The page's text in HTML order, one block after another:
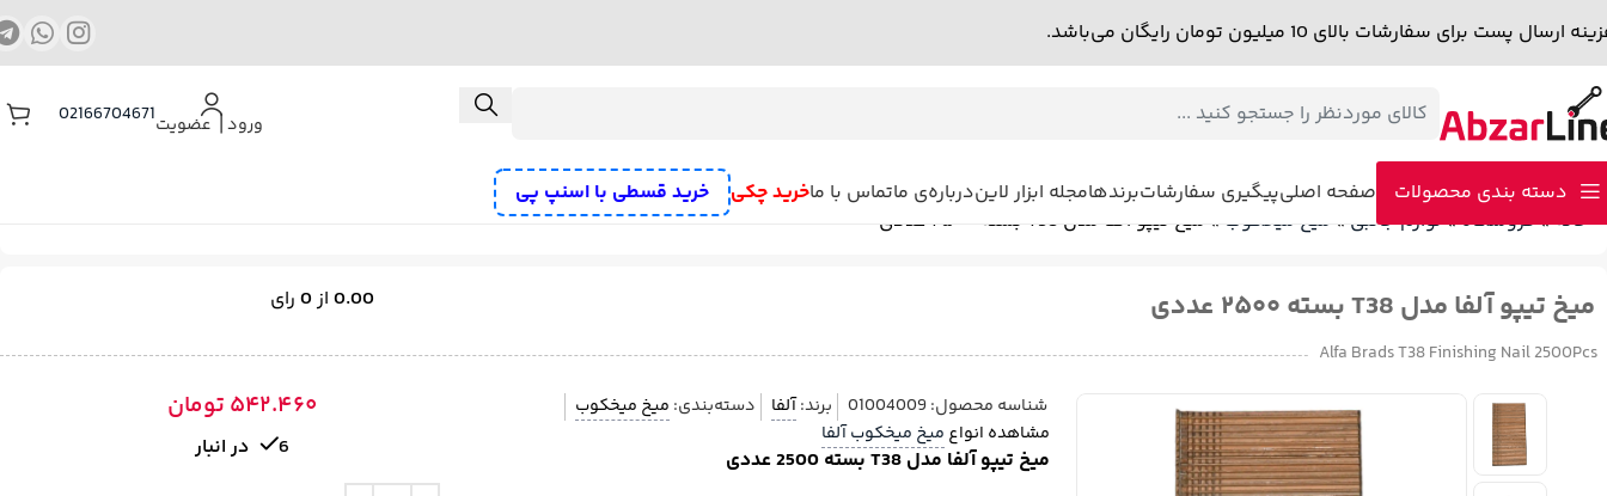
ارسال پست برای سفارشات بالای 10 میلیون تومان رایگان می‌باشد.
ورود ⎟ عضویت02166704671
دسته بندی محصولات
دمنده – مکنده اینورتر و دستگاه جوش میخکوب و منگنه کوب شارژیکمپرسور هوا
میخ کوب و منگنه کوب برقیپیستوله برقیپیستوله شارژی
صفحه اصلیپیگیری سفارشاتبرندهامجله ابزار لایندرباره‌ی ماتماس با ماخرید چکی
خرید قسطی با اسنپ پی
خانه»فروشگاه»لوازم جانبی » میخ میخکوب » میخ تیپو آلفا مدل T38 بسته ۲۵۰۰ عددی
میخ تیپو آلفا مدل T38 بسته ۲۵۰۰ عددی 0.00 از0 رای
Alfa Brads T38 Finishing Nail 2500Pcs
شناسه محصول:01004009 برند:آلفا دسته‌بندی: میخ میخکوب
مشاهده انواع میخ میخکوب آلفا
میخ تیپو آلفا مدل T38 بسته 2500 عددی
۵۴۲.۴۶۰ تومان
6 در انبار